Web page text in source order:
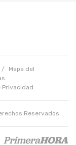
/
Mapa del
Privacidad
Reservados.